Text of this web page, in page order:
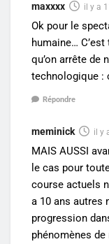
maxxxx il y a
Ok pour le
humaine…
qu’on arrête de
technologique :
Répondre
meminick il y
MAIS AUSSI
le cas pour
course actuels
a 10 ans autres
progression
phénomènes